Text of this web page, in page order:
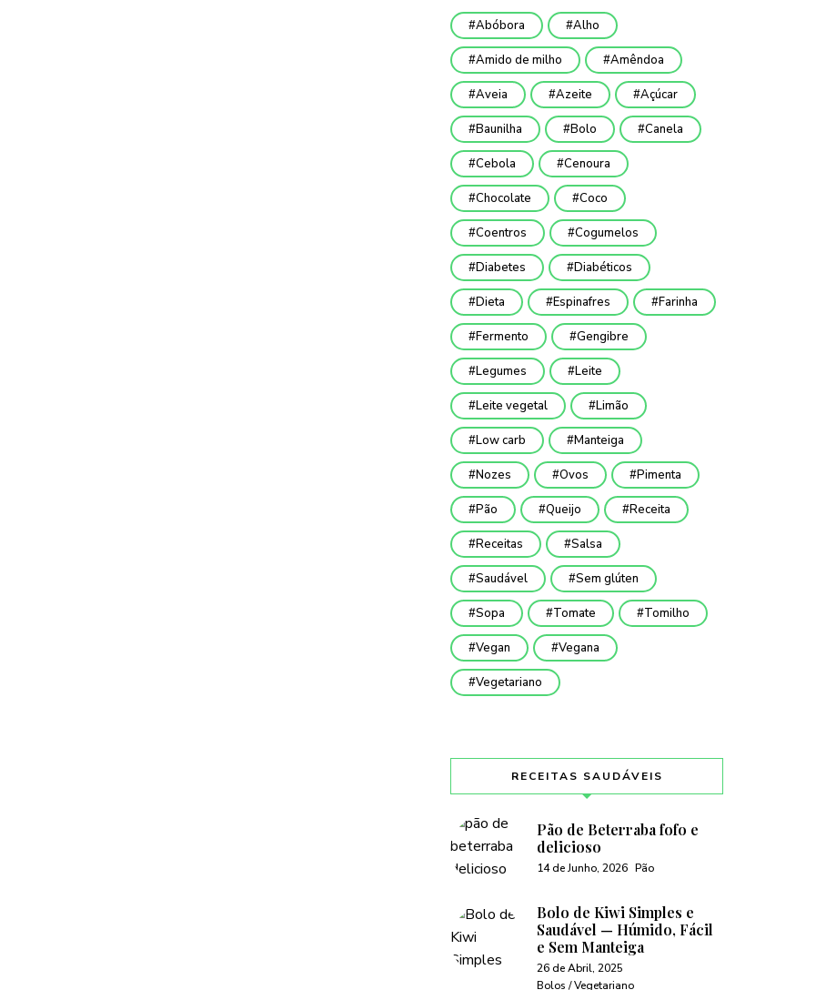
Abóbora Alho
Amido de milho Amêndoa
Aveia Azeite Açúcar
Baunilha Bolo Canela
Cebola Cenoura
Chocolate Coco
Coentros Cogumelos
Diabetes Diabéticos
Dieta Espinafres Farinha
Fermento Gengibre
Legumes Leite
Leite vegetal Limão
Low carb Manteiga
Nozes Ovos Pimenta
Pão Queijo Receita
Receitas Salsa
Saudável Sem glúten
Sopa Tomate Tomilho
Vegan Vegana
Vegetariano
RECEITAS SAUDÁVEIS
Pão de Beterraba fofo e
delicioso
14 de Junho, 2026 Pão
Bolo de Kiwi Simples e
Saudável — Húmido, Fácil
e Sem Manteiga
26 de Abril, 2025
Bolos / Vegetariano